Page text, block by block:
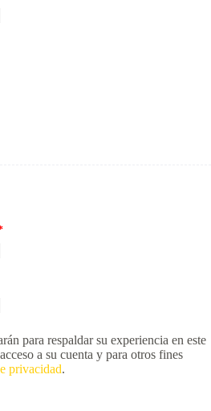
Obligatorio
para respaldar su experiencia en este
a su cuenta y para otros fines
privacidad.